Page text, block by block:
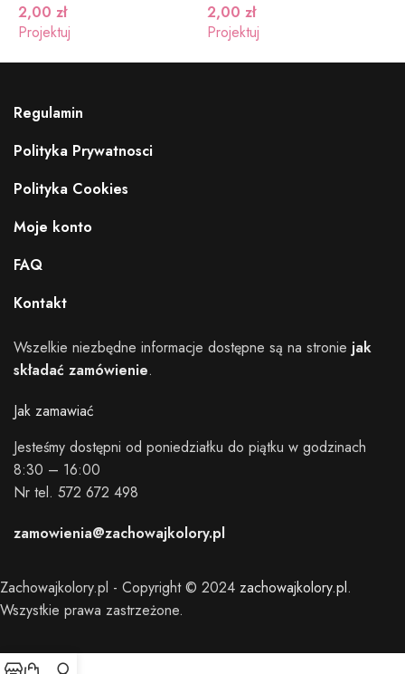
2,00 zł
Projektuj
2,00 zł
Projektuj
Regulamin
Polityka Prywatnosci
Polityka Cookies
Moje konto
FAQ
Kontakt
Wszelkie niezbędne informacje dostępne są na stronie jak
składać zamówienie.
Jak zamawiać
Jesteśmy dostępni od poniedziałku do piątku w godzinach
8:30 – 16:00
Nr tel. 572 672 498
zamowienia@zachowajkolory.pl
Zachowajkolory.pl - Copyright © 2024 zachowajkolory.pl.
Wszystkie prawa zastrzeżone.